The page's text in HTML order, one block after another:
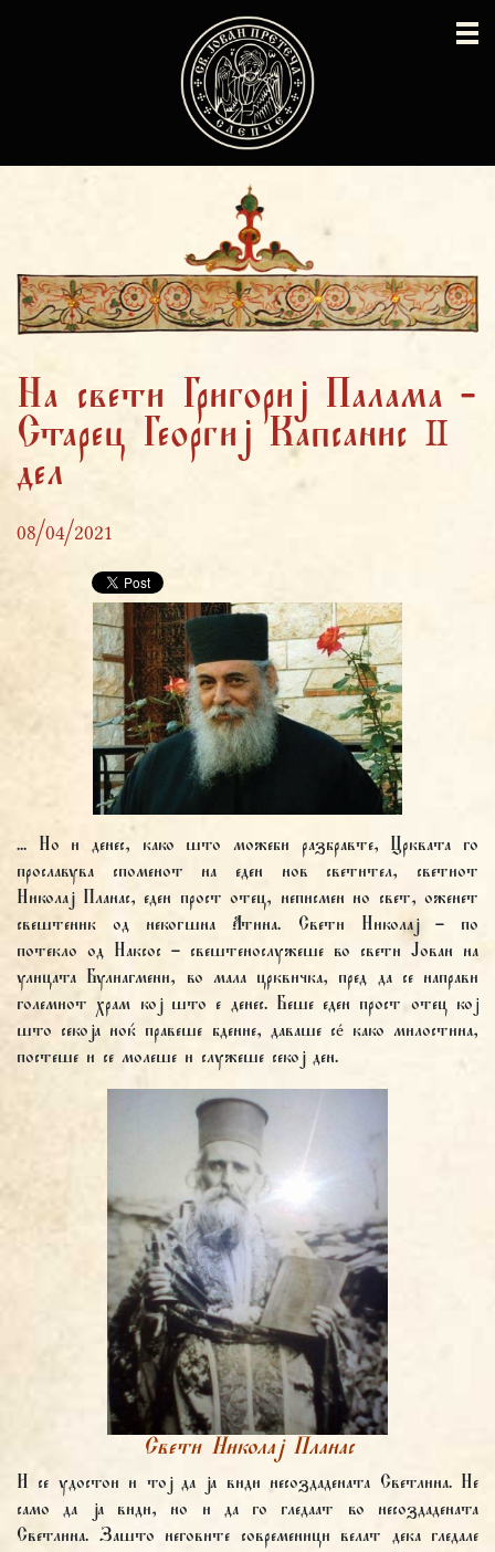
На свети Григориј Палама -
Старец Георгиј Капсанис II
дел
08/04/2021
... Но и денес, како што можеби разбравте, Црквата го
прославува споменот на еден нов светител, светиот
Николај Планас, еден прост отец, неписмен но свет, оженет
свештеник од некогшна Атина. Свети Николај – по
потекло од Наксос – свештенослужеше во свети Јован на
улицата Булиагмени, во мала црквичка, пред да се направи
големиот храм кој што е денес. Беше еден прост отец кој
што секоја ноќ правеше бдение, даваше сé како милостина,
постеше и се молеше и служеше секој ден.
Свети Николај Планас
И се удостои и тој да ја види несоздадената Светлина. Не
само да ја види, но и да го гледаат во несоздадената
Светлина. Зашто неговите современици велат дека гледале